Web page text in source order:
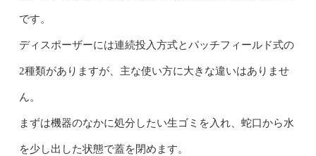
です。
ディスポーザーには連続投入方式とパッチフィールド式の
2種類がありますが、主な使い方に大きな違いはありませ
ん。
まずは機器のなかに処分したい生ゴミを入れ、蛇口から水
を少し出した状態で蓋を閉めます。